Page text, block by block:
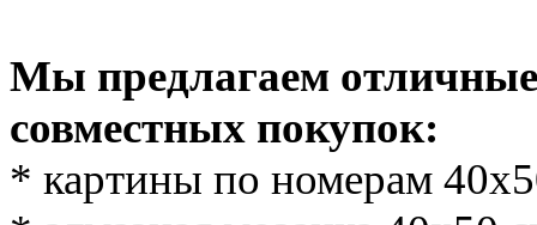
Мы предлагаем отличные
совместных покупок:
* картины по номерам